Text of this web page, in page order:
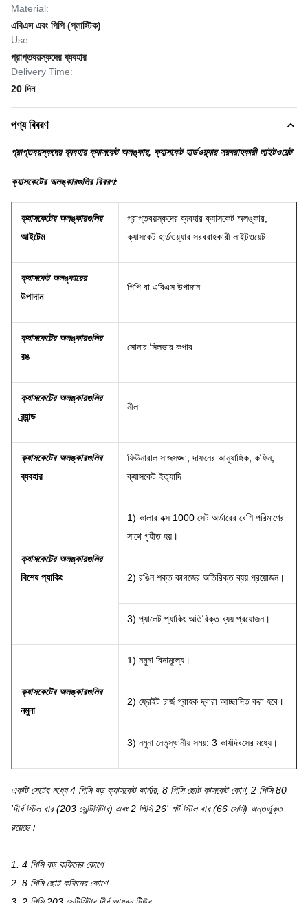
Material:
এবিএস এবং পিপি (প্লাস্টিক)
Use:
প্রাপ্তবয়স্কদের ব্যবহার
Delivery Time:
20 দিন
পণ্য বিবরণ
প্রাপ্তবয়স্কদের ব্যবহার ক্যাসকেট অলঙ্কার, ক্যাসকেট হার্ডওয়্যার সরবরাহকারী লাইটওয়েট
ক্যাসকেটের অলঙ্কারগুলির বিবরণ:
ক্যাসকেটের অলঙ্কারগুলির
আইটেম
প্রাপ্তবয়স্কদের ব্যবহার ক্যাসকেট অলঙ্কার,
ক্যাসকেট হার্ডওয়্যার সরবরাহকারী লাইটওয়েট
ক্যাসকেট অলঙ্কারের
উপাদান
পিপি বা এবিএস উপাদান
ক্যাসকেটের অলঙ্কারগুলির
রঙ
সোনার সিলভার কপার
ক্যাসকেটের অলঙ্কারগুলির
ব্র্যান্ড
নীল
ক্যাসকেটের অলঙ্কারগুলির
ব্যবহার
ফিউনারাল সাজসজ্জা, দাফনের আনুষাঙ্গিক, কফিন,
ক্যাসকেট ইত্যাদি
ক্যাসকেটের অলঙ্কারগুলির
বিশেষ প্যাকিং
1) কালার বক্স 1000 সেট অর্ডারের বেশি পরিমাণের
সাথে গৃহীত হয়।
2) রঙিন শক্ত কাগজের অতিরিক্ত ব্যয় প্রয়োজন।
3) প্যালেট প্যাকিং অতিরিক্ত ব্যয় প্রয়োজন।
ক্যাসকেটের অলঙ্কারগুলির
নমুনা
1) নমুনা বিনামূল্যে।
2) ফ্রেইট চার্জ গ্রাহক দ্বারা আচ্ছাদিত করা হবে।
3) নমুনা নেতৃস্থানীয় সময়: 3 কার্যদিবসের মধ্যে।
একটি সেটের মধ্যে 4 পিসি বড় ক্যাসকেট কার্নার, 8 পিসি ছোট কাসকেট কোণ, 2 পিসি 80
'দীর্ঘ স্টিল বার (203 সেন্টিমিটার) এবং 2 পিসি 26' শর্ট স্টিল বার (66 সেমি) অন্তর্ভুক্ত
রয়েছে।
1. 4 পিসি বড় কফিনের কোণে
2. 8 পিসি ছোট কফিনের কোণে